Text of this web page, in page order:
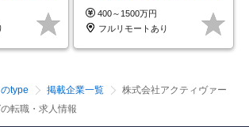
レックス＊
400～1500万円
フルリモートあり
type 掲載企業一覧
株式会社アクティヴァー
転職・求人情報